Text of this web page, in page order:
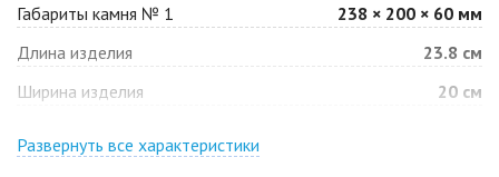
Барселона
Цена по запросу
Белая
Цена по запросу
Цена по запросу
Габариты камня № 1
238 × 200 × 60 мм
Длина изделия
23.8 см
Ширина изделия
20 см
Развернуть все характеристики